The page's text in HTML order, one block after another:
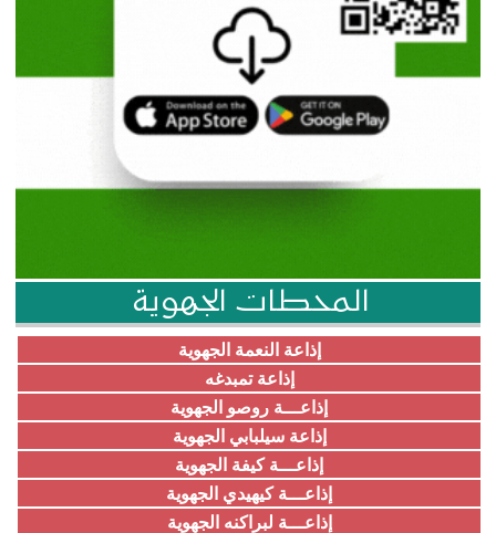
المحطات الجهوية
إذاعة النعمة الجهوية
إذاعة تمبدغه
إذاعـــة روصو الجهوية
إذاعة سيلبابي الجهوية
إذاعـــة كيفة الجهوية
إذاعـــة كيهيدي الجهوية
إذاعـــة لبراكنه الجهوية